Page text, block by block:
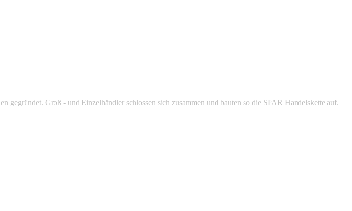
Groß - und Einzelhändler schlossen sich zusammen und bauten so die SPAR Handelskette auf.